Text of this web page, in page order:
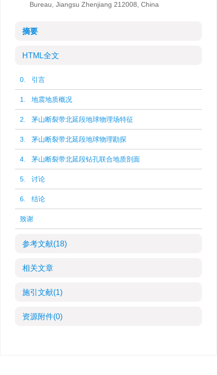
Bureau, Jiangsu Zhenjiang 212008, China
摘要
HTML全文
0. 引言
1. 地震地质概况
2. 茅山断裂带北延段地球物理场特征
3. 茅山断裂带北延段地球物理勘探
4. 茅山断裂带北延段钻孔联合地质剖面
5. 讨论
6. 结论
致谢
参考文献(18)
相关文章
施引文献(1)
资源附件(0)